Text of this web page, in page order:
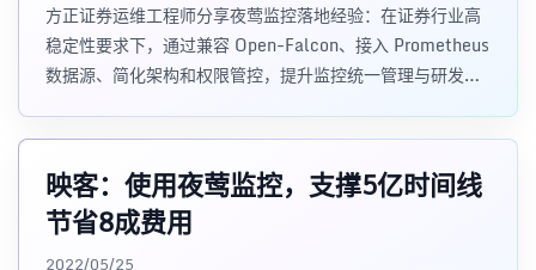
方正证券运维工程师分享夜莺监控落地经验：在证券行业高
稳定性要求下，通过兼容 Open-Falcon、接入 Prometheus
数据源、简化架构和权限管控，提升监控统一管理与研发使
映客：使用夜莺监控，支撑5亿时间线
节省8成费用
2022/05/25